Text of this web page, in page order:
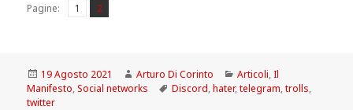
Pagine: Pagina
1 ,
Pagina
2
Scritto
il
19 Agosto 2021 Autore
Arturo Di Corinto Categorie
Articoli,Il
Manifesto,Social networks Tag
Discord,hater,telegram,trolls,
twitter